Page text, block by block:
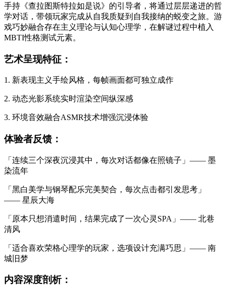
手持《查拉图斯特拉如是说》的引导者，将通过层层递进的哲
学对话，带领玩家完成从自我质疑到自我接纳的蜕变之旅。游
戏巧妙融合存在主义理论与认知心理学，在解谜过程中植入
MBTI性格测试元素。
艺术呈现特征：
1. 新表现主义手绘风格，每帧画面都可独立成作
2. 动态光影系统实时渲染空间纵深感
3. 环境音效融合ASMR技术增强沉浸体验
体验者反馈：
「连续三个深夜沉浸其中，每次对话都像在照镜子」—— 墨
染流年
「黑白美学与钢琴配乐完美契合，每次点击都引发思考」
—— 星辰大海
「原本只想消遣时间，结果完成了一次心灵SPA」—— 北巷
清风
「适合喜欢荣格心理学的玩家，选项设计充满巧思」—— 南
城旧梦
内容深度剖析：